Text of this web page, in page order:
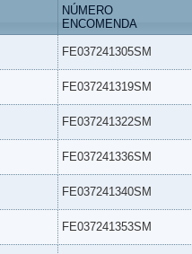
NÚMERO
ENCOMENDA
FE037241305SM
FE037241319SM
FE037241322SM
FE037241336SM
FE037241340SM
FE037241353SM